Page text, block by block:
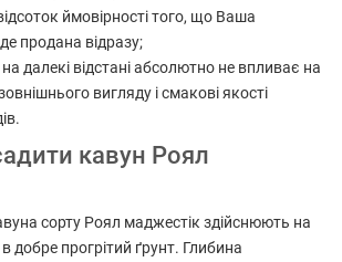
ймовірності того, що Ваша
продана відразу;
далекі відстані абсолютно не впливає на
вигляду і смакові якості
кавун Роял
сорту Роял маджестік здійснюють на
добре прогрітий ґрунт. Глибина